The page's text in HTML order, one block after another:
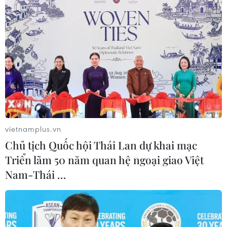
không thể thiếu của NATO
21/11/2016 13:41
Tổng thống Thổ Nhĩ Kỳ khẳng định nước này là một
thành viên không thể thiếu của NATO kể từ Chiến tranh
Lạnh, với việc Ankara cung cấp sự hỗ trợ về chính trị và
quân sự cho liên minh quân sự này.
vietnamplus.vn
Chủ tịch Quốc hội Thái Lan dự khai mạc
Triển lãm 50 năm quan hệ ngoại giao Việt
Nam-Thái …